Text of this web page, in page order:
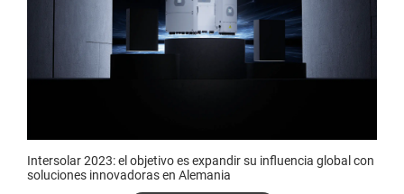
Intersolar 2023: el objetivo es expandir su influencia global con
soluciones innovadoras en Alemania